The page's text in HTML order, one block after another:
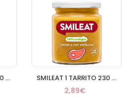
Añadir
SMILEAT 1 TARRITO 130 G SABOR MANZANA NARANJA Y ZANAHORIA SMILEAT 1 TARRITO 230 G SABOR TERNERA CON VERDURAS
2,89€